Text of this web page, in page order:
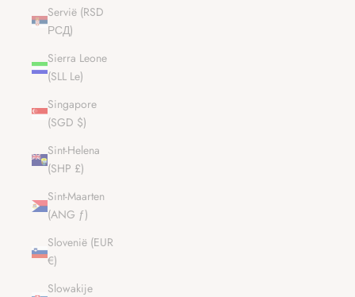
Servië (RSD
РСД)
Sierra Leone
(SLL Le)
Singapore
(SGD $)
Sint-Helena
(SHP £)
Sint-Maarten
(ANG ƒ)
Slovenië (EUR
€)
Slowakije